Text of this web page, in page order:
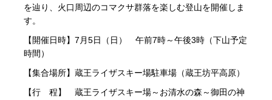
を辿り、火口周辺のコマクサ群落を楽しむ登山を開催しま
す。
【開催日時】7月5日（日） 午前7時～午後3時（下山予定
時間）
【集合場所】蔵王ライザスキー場駐車場（蔵王坊平高原）
【行 程】 蔵王ライザスキー場～お清水の森～御田の神